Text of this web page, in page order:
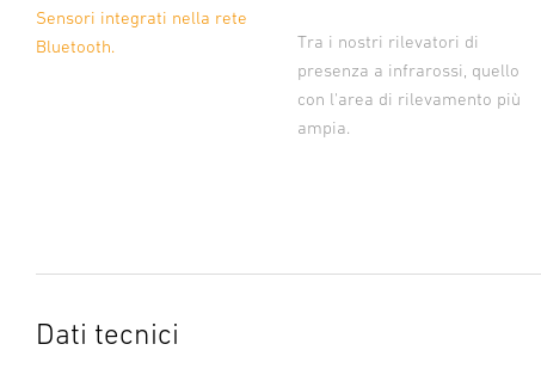
Sensori integrati nella rete
Bluetooth.
Tra i nostri rilevatori di
presenza a infrarossi, quello
con l'area di rilevamento più
ampia.
Dati tecnici